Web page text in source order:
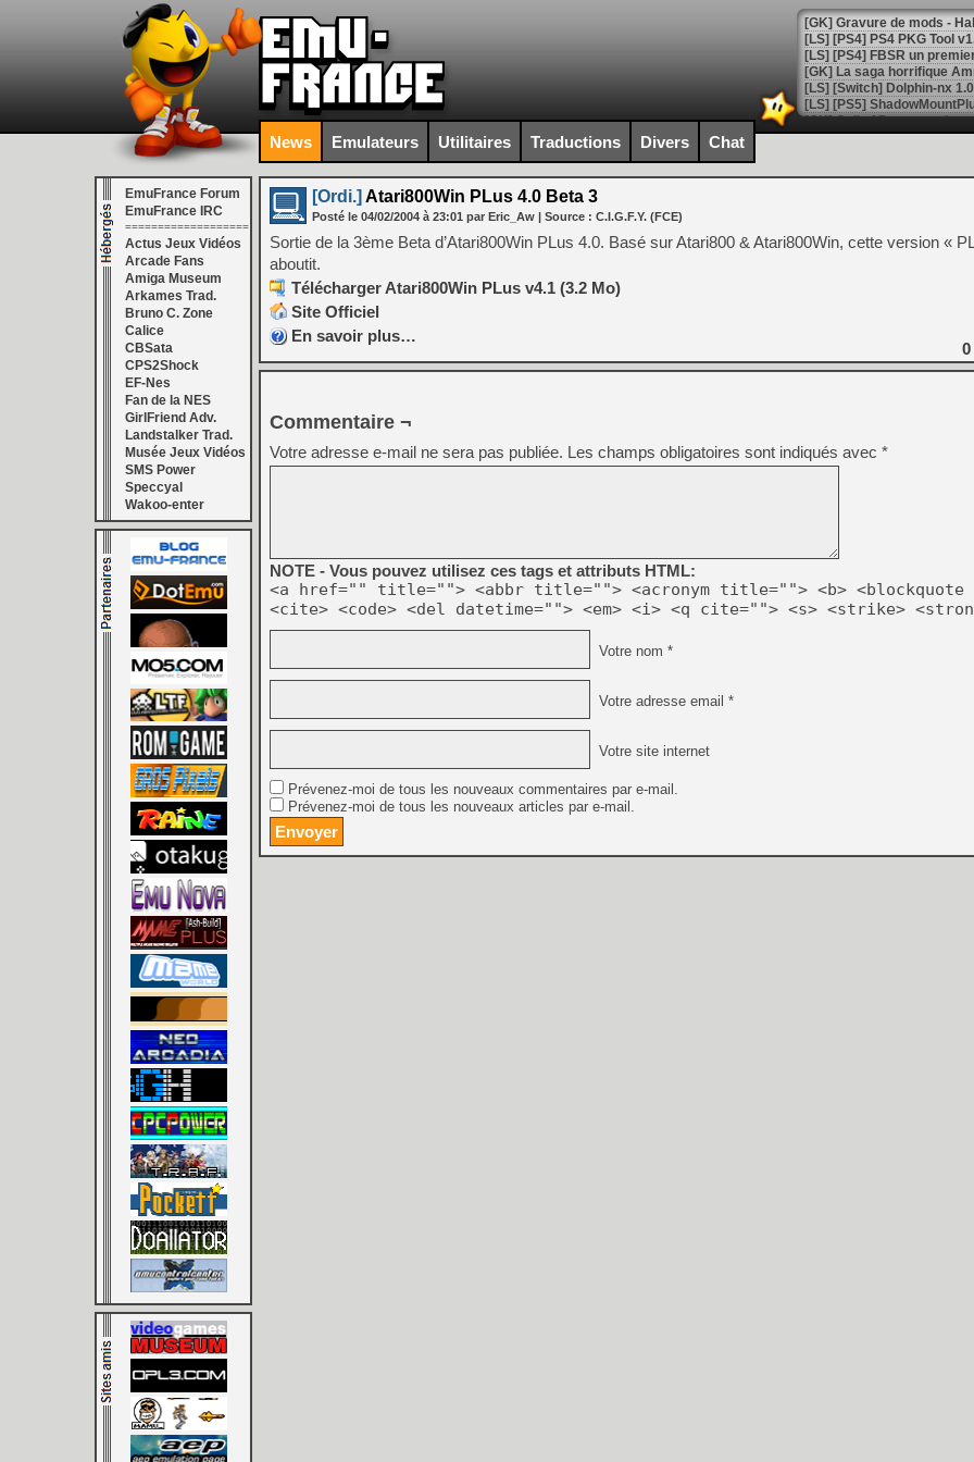
[GK] La saga horrifique
[GK] Le portage de Super
[Mo5] Le jeu de course
[GK] Guillermo del Toro
[GK] Mistfall Hunter : déjà
[GK] Wo Long 2 évolue
[GK] Crossfire : un TPS à
[LS] [PS5] Premiers
[Mo5] DOOM arrive en
[GK] Bethesda fête les 30
[GK] Roblox : l'action en
[GK] Agenda - GeForce
[LS] [PS5] ps5-y2jb-
[GK] Pourquoi Marvel
[GK] Test : Restory : Chill
[GK] GTA 6 : Rockstar
[GK] Hot Wheels Infinite
[GK] Mémoire cash -
[GK] Résultats Nintendo :
[GK] Déjà des
[Mo5] Brickboy cherche à
[GK] Minecraft et ses «
[GK] Beast of
News Emulateurs Utilitaires Traductions Divers Chat
EmuFrance Forum
EmuFrance IRC
===================
Actus Jeux Vidéos
Arcade Fans
Amiga Museum
Arkames Trad.
Bruno C. Zone
Calice
CBSata
CPS2Shock
EF-Nes
Fan de la NES
GirlFriend Adv.
Landstalker Trad.
Musée Jeux Vidéos
SMS Power
Speccyal
Wakoo-enter
[Ordi.] Atari800Win PLus 4.0 Beta 3
Posté le 04/02/2004 à 23:01 par Eric_Aw | Source : C.I.G.F.Y. (FCE)
Sortie de la 3ème Beta d’Atari800Win PLus 4.0. Basé sur Atari800 & Atari800Win, cette version «
aboutit.
Télécharger Atari800Win PLus v4.1 (3.2 Mo)
Site Officiel
En savoir plus…
0
Commentaire ¬
Votre adresse e-mail ne sera pas publiée. Les champs obligatoires sont indiqués avec *
NOTE - Vous pouvez utilisez ces tags et attributs HTML:
<a href="" title=""> <abbr title=""> <acronym title=""> <b> <blockquote
<cite> <code> <del datetime=""> <em> <i> <q cite=""> <s> <strike>
Votre nom *
Votre adresse email *
Votre site internet
Prévenez-moi de tous les nouveaux commentaires par e-mail.
Prévenez-moi de tous les nouveaux articles par e-mail.